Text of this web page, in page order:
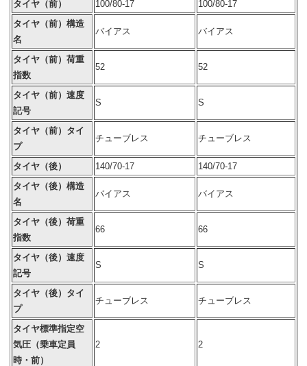
タイヤ（前） 100/80-17
100/80-17
タイヤ（前）構造
名
バイアス バイアス
タイヤ（前）荷重
指数
52 52
タイヤ（前）速度
記号
S S
タイヤ（前）タイ
プ
チューブレス チューブレス
タイヤ（後） 140/70-17
140/70-17
タイヤ（後）構造
名
バイアス バイアス
タイヤ（後）荷重
指数
66 66
タイヤ（後）速度
記号
S S
タイヤ（後）タイ
プ
チューブレス チューブレス
タイヤ標準指定空
気圧（乗車定員
時・前）
2 2